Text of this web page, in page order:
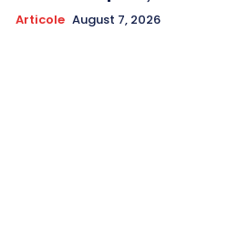
Articole August 7, 2026